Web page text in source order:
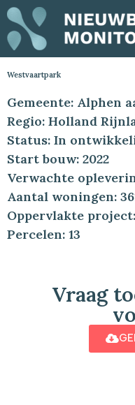
Westvaartpark
Gemeente: Alphen
Regio: Holland
Status: In
Start bouw: 2022
Verwachte
Aantal woningen:
Oppervlakte project:
Percelen: 13
Vraag